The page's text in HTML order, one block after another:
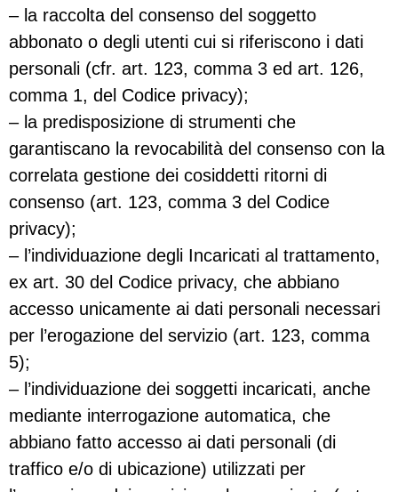
– la raccolta del consenso del soggetto
abbonato o degli utenti cui si riferiscono i dati
personali (cfr. art. 123, comma 3 ed art. 126,
comma 1, del Codice privacy);
– la predisposizione di strumenti che
garantiscano la revocabilità del consenso con la
correlata gestione dei cosiddetti ritorni di
consenso (art. 123, comma 3 del Codice
privacy);
– l’individuazione degli Incaricati al trattamento,
ex art. 30 del Codice privacy, che abbiano
accesso unicamente ai dati personali necessari
per l’erogazione del servizio (art. 123, comma
5);
– l’individuazione dei soggetti incaricati, anche
mediante interrogazione automatica, che
abbiano fatto accesso ai dati personali (di
traffico e/o di ubicazione) utilizzati per